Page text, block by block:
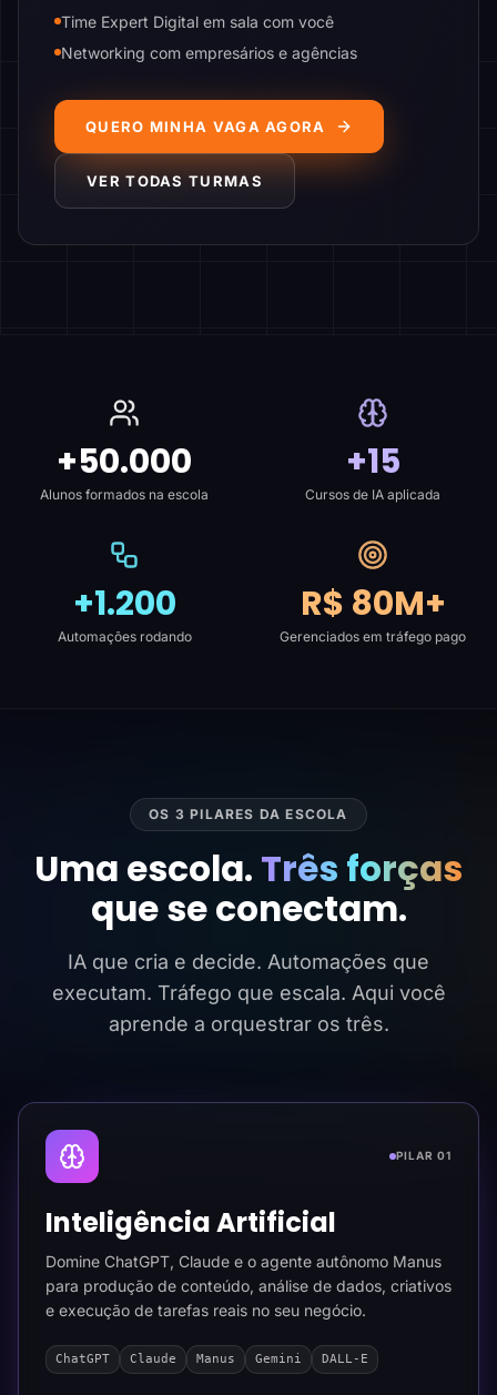
Time Expert Digital em sala com você
Networking com empresários e agências
QUERO MINHA VAGA AGORA
VER TODAS TURMAS
+50.000
Alunos formados na escola
+15
Cursos de IA aplicada
+1.200
Automações rodando
R$ 80M+
Gerenciados em tráfego pago
OS 3 PILARES DA ESCOLA
Uma escola. Três forças
que se conectam.
IA que cria e decide. Automações que
executam. Tráfego que escala. Aqui você
aprende a orquestrar os três.
PILAR 01
Inteligência Artificial
Domine ChatGPT, Claude e o agente autônomo Manus
para produção de conteúdo, análise de dados, criativos
e execução de tarefas reais no seu negócio.
ChatGPT Claude Manus Gemini DALL-E